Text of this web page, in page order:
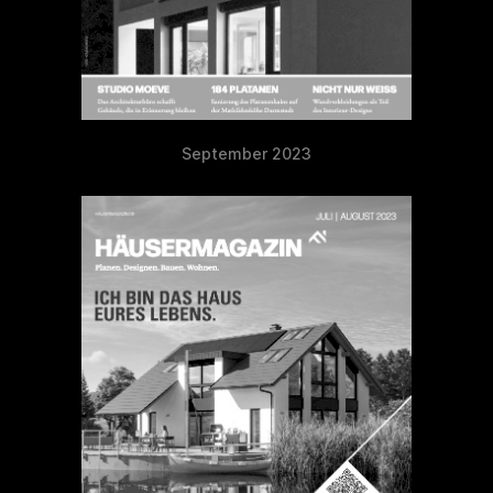
September 2023